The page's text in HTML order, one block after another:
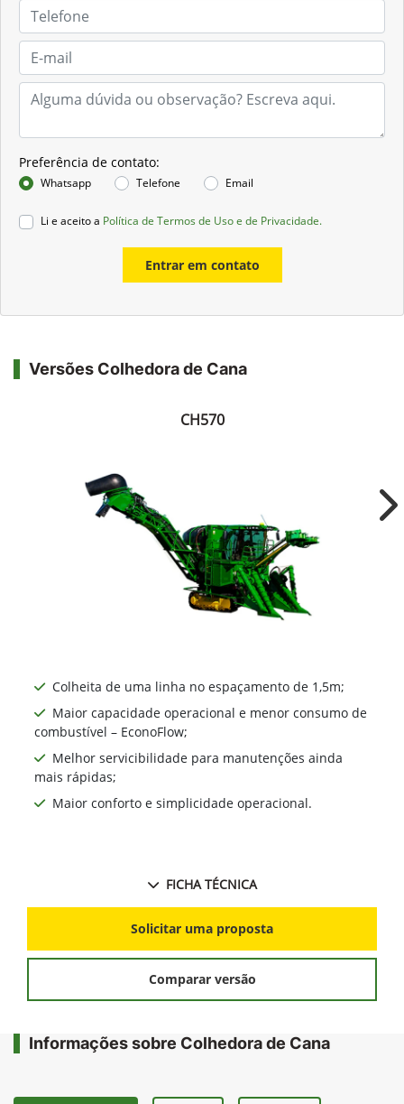
Preferência de contato:
Whatsapp Telefone Email
Li e aceito a Política de Termos de Uso e de Privacidade.
Entrar em contato
Versões Colhedora de Cana
CH570
Colheita de uma linha no espaçamento de 1,5m;
Maior capacidade operacional e menor consumo de
combustível – EconoFlow;
Melhor servicibilidade para manutenções ainda
mais rápidas;
Maior conforto e simplicidade operacional.
FICHA TÉCNICA
Solicitar uma proposta
Comparar versão
Informações sobre Colhedora de Cana